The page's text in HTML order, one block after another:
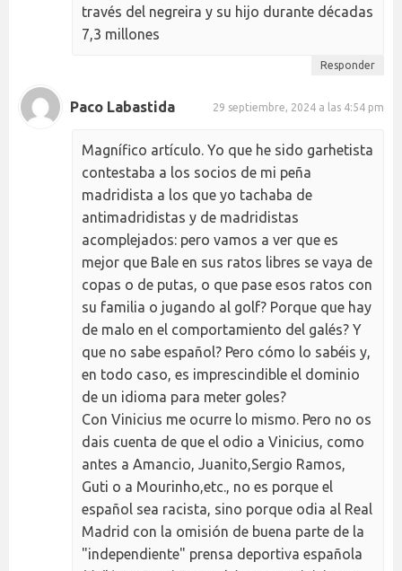
través del negreira y su hijo durante décadas
7,3 millones
Responder
Paco Labastida 29 septiembre, 2024 a las 4:54 pm
Magnífico artículo. Yo que he sido garhetista
contestaba a los socios de mi peña
madridista a los que yo tachaba de
antimadridistas y de madridistas
acomplejados: pero vamos a ver que es
mejor que Bale en sus ratos libres se vaya de
copas o de putas, o que pase esos ratos con
su familia o jugando al golf? Porque que hay
de malo en el comportamiento del galés? Y
que no sabe español? Pero cómo lo sabéis y,
en todo caso, es imprescindible el dominio
de un idioma para meter goles?
Con Vinicius me ocurre lo mismo. Pero no os
dais cuenta de que el odio a Vinicius, como
antes a Amancio, Juanito,Sergio Ramos,
Guti o a Mourinho,etc., no es porque el
español sea racista, sino porque odia al Real
Madrid con la omisión de buena parte de la
"independiente" prensa deportiva española